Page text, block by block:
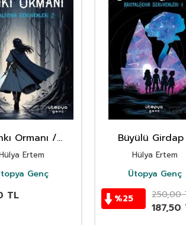
Ormanı /
Serüvenleri
2Ertem
Genç
TL
Büyülü
Kristalşehir
1
Hülya Ertem
Ütopya Genç
%25 250,00
187,50